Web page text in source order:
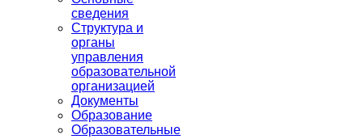
сведения
Структура и
органы
управления
образовательной
организацией
Документы
Образование
Образовательные